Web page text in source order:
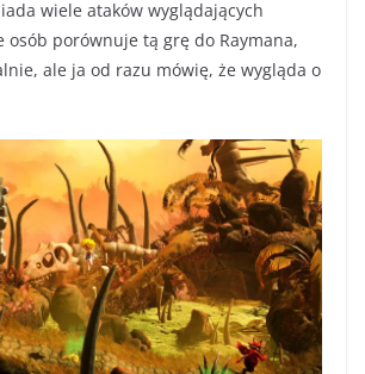
wiele ataków wyglądających
osób porównuje tą grę do Raymana,
ale ja od razu mówię, że wygląda o